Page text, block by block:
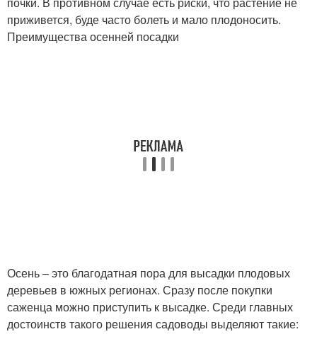
приживется, буде часто болеть и мало плодоносить.
Преимущества осенней посадки
Осень – это благодатная пора для высадки плодовых
деревьев в южных регионах. Сразу после покупки
саженца можно приступить к высадке. Среди главных
достоинств такого решения садоводы выделяют такие: